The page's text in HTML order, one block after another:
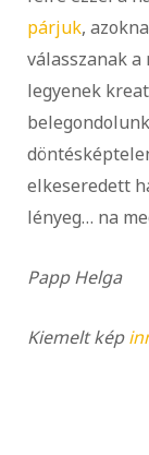
párjuk,
válasszanak
legyenek
elkeseredett
lényeg… na
Papp Helga
Kiemelt kép